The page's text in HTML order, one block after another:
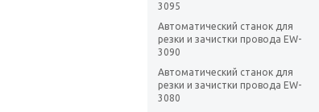
3095
Автоматический станок для
резки и зачистки провода EW-
3090
Автоматический станок для
резки и зачистки провода EW-
3080